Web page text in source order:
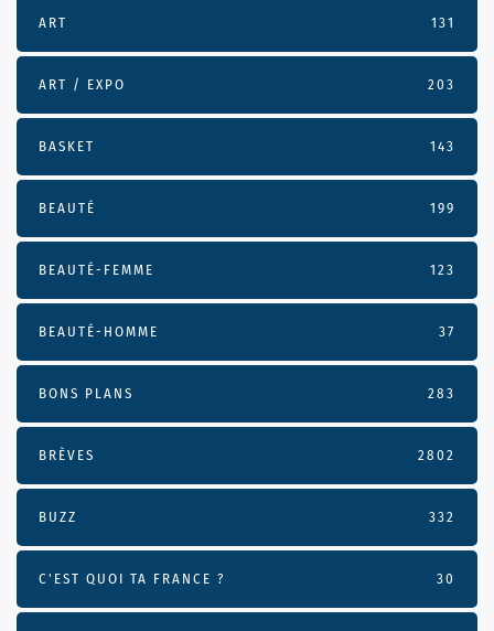
ART 131
ART / EXPO 203
BASKET 143
BEAUTÉ 199
BEAUTÉ-FEMME 123
BEAUTÉ-HOMME 37
BONS PLANS 283
BRÈVES 2802
BUZZ 332
C'EST QUOI TA FRANCE ? 30